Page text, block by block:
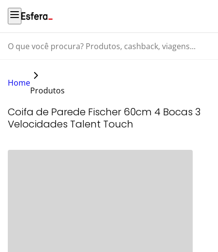
O que você procura? Produtos, cashback, viagens...
Home
Produtos
Coifa de Parede Fischer 60cm 4 Bocas 3
Velocidades Talent Touch